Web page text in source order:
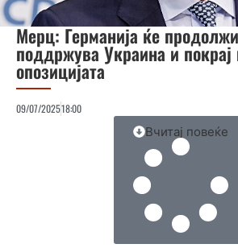
Мерц: Германија ќе
поддржува Украина и покрај
опозицијата
09/07/202518:00
Вчитај повеќе